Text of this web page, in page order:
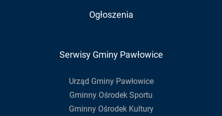
Ogłoszenia
Serwisy Gminy Pawłowice
Urząd Gminy Pawłowice
Gminny Ośrodek Sportu
Gminny Ośrodek Kultury